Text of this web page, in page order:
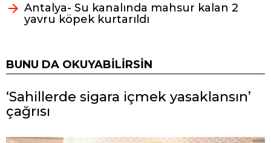
Antalya- Su kanalında mahsur kalan 2
yavru köpek kurtarıldı
BUNU DA OKUYABILIRSIN
‘Sahillerde sigara içmek yasaklansın’
çağrısı